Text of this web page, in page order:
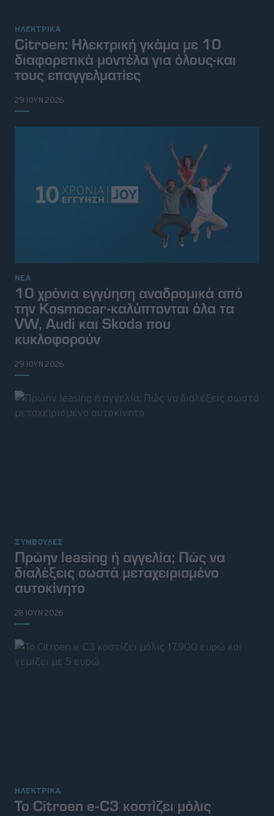
ΗΛΕΚΤΡΙΚΑ
Citroen: Ηλεκτρική γκάμα με 10
διαφορετικά μοντέλα για όλους-και
τους επαγγελματίες
29 ΙΟΥΝ 2026
ΝΕΑ
10 χρόνια εγγύηση αναδρομικά από
την Kosmocar-καλύπτονται όλα τα
VW, Audi και Skoda που
κυκλοφορούν
29 ΙΟΥΝ 2026
ΣΥΜΒΟΥΛΕΣ
Πρώην leasing ή αγγελία; Πώς να
διαλέξεις σωστά μεταχειρισμένο
αυτοκίνητο
28 ΙΟΥΝ 2026
ΗΛΕΚΤΡΙΚΑ
To Citroen e-C3 κοστίζει μόλις